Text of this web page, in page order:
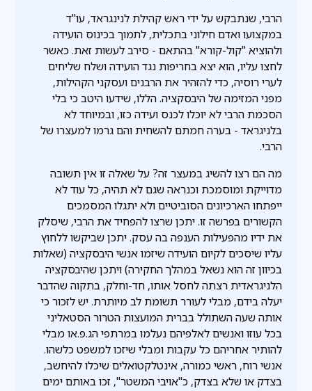
הרבי, שנתבקש על ידי ראש קהילת לנינגראד, עו"ד
במקצועו ואדם חילוני בתכלית, לתמוך בכינוס הועידה
ולהוציא "קול-קורא" בהתאם - סירב לעשות זאת. כאשר
לחצו עליו, הוא יצא בחריפות נגד הועידה ושלח שליחים
לערי רוסיה, כדי להזהיר את הרבנים ועסקני הקהילות,
מפני המזימה של היבסקציה. הללו, שידעו היטב כי בלי
הסכמת הרבי לא יוכלו לכנס ועידה כזו, ובמיוחד לא
בלניגראד - בערה חמתם להשחית והם גרמו למעצרו של
הרבי.
מה הם רצו להשיג במעצר זה? על שאלה זו אין תשובה
מדוייקת ומוסמכת וכנראה שגם לא תהיה, כל עוד לא
ייפתחו הארכיונים הסוביטיים ולא יתגלו המסמכים
הקשורים בפרשה זו. יתכן שרצו להפחיד את הרבי, שיסלק
את ידיו מהפעילות הענפה בה עסק. יתכן שביקשו ללחוץ
עליו שיסכים לקיום הועידה שיזמו אנשי היבסקציה (שאלות
בכיוון זה הוא נשאל במהלך החקירה) ויתכן שהיבסקציה
הלניגראדית רצתה לחסל אותו, חד-וחלק, בתקוה שהדבר
יעלה בידם, מבלי לעורר תשומת לב מיותרת. יש לזכור כי
אותה שעה השתולל בברית המועצות הטרור הסטאליני
בכל עוזו ואנשים לאלפיהם נעלמו במרתפי הג.פ.או מבלי
להותיר אחריהם כל עקבות ומבלי שיזכו למשפט כלשהו.
אנשי רוח, ראשי כמורה, אינטלקטואלים שיכלו להיחשב,
בצדק או שלא בצדק, כ"אויבי המשטר", זכו באותם ימים